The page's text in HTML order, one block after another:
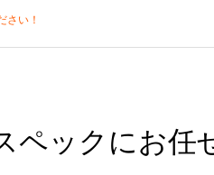
さい！
ペックにお任